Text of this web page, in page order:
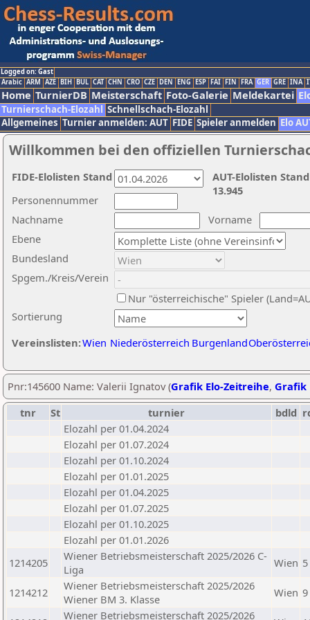
Logged on: Gast
Arabic ARM AZE BIH BUL CAT CHN CRO CZE DEN ENG ESP FAI FIN FRA GER GRE INA
Home TurnierDB Meisterschaft Foto-Galerie Meldekartei
Turnierschach-Elozahl Schnellschach-Elozahl
Allgemeines Turnier anmelden: AUT FIDE Spieler anmelden Elo
Willkommen bei den offiziellen
Nachname
Vorname
Ebene
Sortierung
Personennummer
Bundesland
Spgem./Kreis/Verein
Nur "österreichische" Spieler
Vereinslisten:Wien Niederösterreich Burgenland
AUT-Elolisten
13.945
FIDE-Elolisten Stand
Pnr:145600 Name: Valerii Ignatov (Grafik Elo-Zeitreihe, Grafik
tnr
St turnier bdld
Elozahl per 01.04.2024
Elozahl per 01.07.2024
Elozahl per 01.10.2024
Elozahl per 01.01.2025
Elozahl per 01.04.2025
Elozahl per 01.07.2025
Elozahl per 01.10.2025
Elozahl per 01.01.2026
1214205
Wiener Betriebsmeisterschaft 2025/2026 C-
Liga
Wien 5
1214212
Wiener Betriebsmeisterschaft 2025/2026
Wiener BM 3. Klasse
Wien 9
Wiener Betriebsmeisterschaft 2025/2026